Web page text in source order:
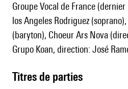
Groupe Vocal de France
los Angeles Rodriguez
(baryton), Choeur Ars Nova
Grupo Koan, direction: José
Titres de parties